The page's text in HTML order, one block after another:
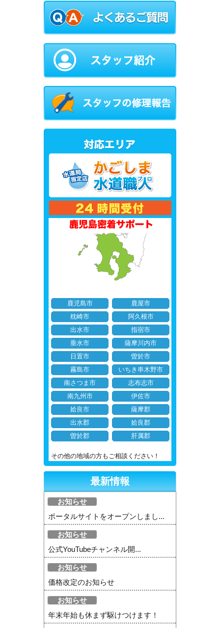
鹿児島市
鹿屋市
枕崎市
阿久根市
出水市
指宿市
垂水市
薩摩川内市
日置市
曽於市
霧島市
いちき串木野市
南さつま市
志布志市
南九州市
伊佐市
姶良市
薩摩郡
出水郡
姶良郡
曽於郡
肝属郡
その他の地域の方もご相談ください！
最新情報
お知らせ
ポータルサイトをオープンしまし...
お知らせ
公式YouTubeチャンネル開...
お知らせ
価格改定のお知らせ
お知らせ
年末年始も休まず駆けつけます！